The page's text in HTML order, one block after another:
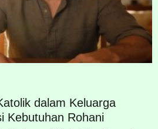
dalam Keluarga
Kebutuhan Rohani